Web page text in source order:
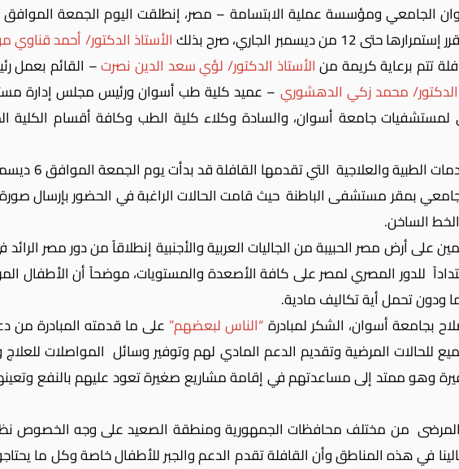
الجاري، صرح بذلك
الأستاذ الدكتور/ أحمد
تتم برعاية كريمة منالأستاذ الدكتور/ لؤي سعد الدين نصرت– القائم بعمل
الدكتور/ محمد زكي الدهشوري – عميد كلية طب أسوان ورئيس مجلس إدارة
لمستشفيات جامعة أسوان، والسادة وكلاء كلية الطب وكافة أقسام الكلية
أن أعمال الفحص
بمقر مستشفى الباطنة حيث قامت الحالات الراغبة في الحضور بإرسال
الساخن.
أرض مصر الحبيبة من الجاليات العربية والأجنبية إنطلاقاً من دور مصر
للدور المصري لمصر على كافة الأصعدة والمستويات، موضحاًأن الأطفال
ودون تحمل أية تكاليف مادية.
بجامعة أسوان، الشكر لمبادرة“الناس لبعضهم” على ما قدمته المبادرة من
للحالات المرضية وتقديم الدعم المادي لهم وتوفير وسائل المواصلات
وهو ممتد إلى مساعدتهم في إقامة مشاريع صغيرة تعود عليهم بالنفع وتعينهم
المرضى من مختلف محافظات الجمهورية ومنطقة الصعيد على وجه الخصوص
في هذه المناطق وأن القافلة تقدم الدعم والجبر للأطفال خاصة وكل ما